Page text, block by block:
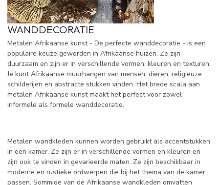
WANDDECORATIE
Metalen Afrikaanse kunst - De perfecte wanddecoratie - is een
populaire keuze geworden in Afrikaanse huizen. Ze zijn
duurzaam en zijn er in verschillende vormen, kleuren en texturen.
Je kunt Afrikaanse muurhangen van mensen, dieren, religieuze
schilderijen en abstracte stukken vinden. Het brede scala aan
metalen Afrikaanse kunst maakt het perfect voor zowel
informele als formele wanddecoratie.
Metalen wandkleden kunnen worden gebruikt als accentstukken
in een kamer. Ze zijn er in verschillende vormen en kleuren en
zijn ook te vinden in gevarieerde maten. Ze zijn beschikbaar in
moderne en rustieke ontwerpen die bij het thema van de kamer
passen. Sommige van de Afrikaanse wandkleden omvatten